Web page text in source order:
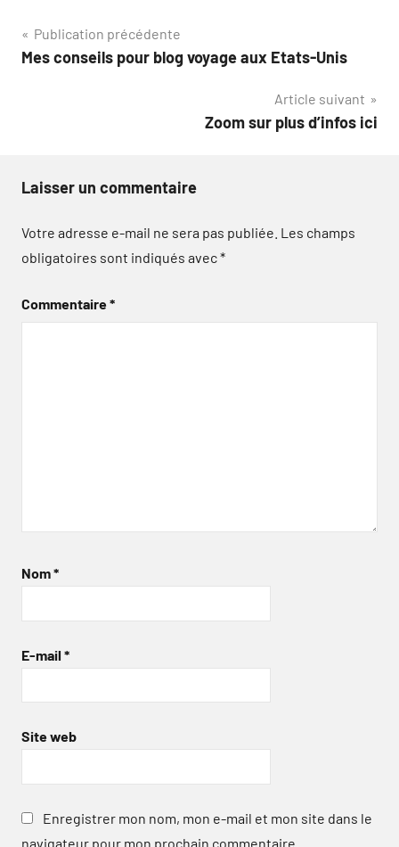
Navigation
de
Publication précédente
Mes conseils pour blog voyage aux Etats-Unis
Article suivant
Zoom sur plus d’infos ici
Laisser un commentaire
Votre adresse e-mail ne sera pas publiée. Les champs
obligatoires sont indiqués avec*
Commentaire*
Nom*
E-mail *
Site web
Enregistrer mon nom, mon e-mail et mon site dans le
navigateur pour mon prochain commentaire.